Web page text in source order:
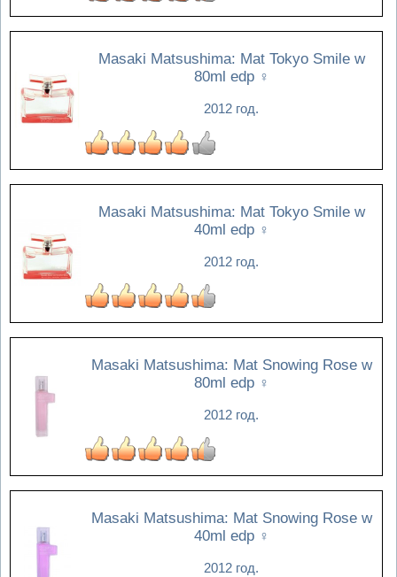
Masaki Matsushima: Mat Tokyo Smile w
80ml edp ♀
2012 год.
Masaki Matsushima: Mat Tokyo Smile w
40ml edp ♀
2012 год.
Masaki Matsushima: Mat Snowing Rose w
80ml edp ♀
2012 год.
Masaki Matsushima: Mat Snowing Rose w
40ml edp ♀
2012 год.